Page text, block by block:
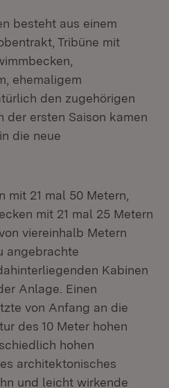
besteht aus einem
Tribüne mit
ehemaligem
den zugehörigen
der ersten Saison kamen
die neue
mit 21 mal 50 Metern,
mit 21 mal 25 Metern
viereinhalb Metern
angebrachte
Kabinen
Anlage. Einen
von Anfang an die
des 10 Meter hohen
hohen
architektonisches
und leicht wirkende